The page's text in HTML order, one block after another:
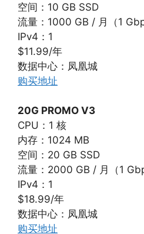
空间：10 GB SSD
流量：1000 GB / 月（1
IPv4：1
$11.99/年
数据中心：凤凰城
购买地址
20G PROMO V3
CPU：1 核
内存：1024 MB
空间：20 GB SSD
流量：2000 GB / 月（1
IPv4：1
$18.99/年
数据中心：凤凰城
购买地址